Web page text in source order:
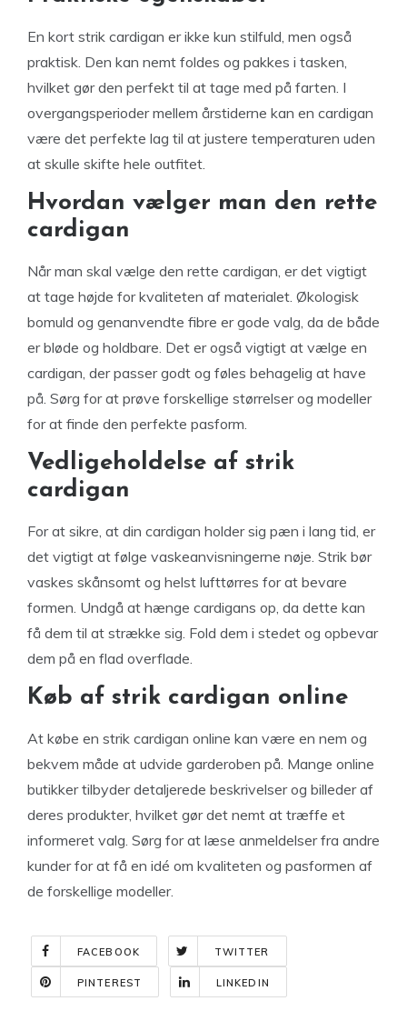
En kort strik cardigan er ikke kun stilfuld, men også
praktisk. Den kan nemt foldes og pakkes i tasken,
hvilket gør den perfekt til at tage med på farten. I
overgangsperioder mellem årstiderne kan en cardigan
være det perfekte lag til at justere temperaturen uden
at skulle skifte hele outfitet.
Hvordan vælger man den rette
cardigan
Når man skal vælge den rette cardigan, er det vigtigt
at tage højde for kvaliteten af materialet. Økologisk
bomuld og genanvendte fibre er gode valg, da de både
er bløde og holdbare. Det er også vigtigt at vælge en
cardigan, der passer godt og føles behagelig at have
på. Sørg for at prøve forskellige størrelser og modeller
for at finde den perfekte pasform.
Vedligeholdelse af strik
cardigan
For at sikre, at din cardigan holder sig pæn i lang tid, er
det vigtigt at følge vaskeanvisningerne nøje. Strik bør
vaskes skånsomt og helst lufttørres for at bevare
formen. Undgå at hænge cardigans op, da dette kan
få dem til at strække sig. Fold dem i stedet og opbevar
dem på en flad overflade.
Køb af strik cardigan online
At købe en strik cardigan online kan være en nem og
bekvem måde at udvide garderoben på. Mange online
butikker tilbyder detaljerede beskrivelser og billeder af
deres produkter, hvilket gør det nemt at træffe et
informeret valg. Sørg for at læse anmeldelser fra andre
kunder for at få en idé om kvaliteten og pasformen af
de forskellige modeller.
FACEBOOK TWITTER
PINTEREST LINKEDIN